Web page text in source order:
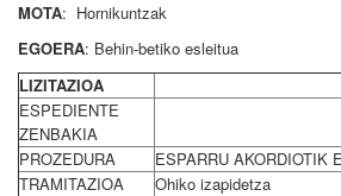
MOTA: Hornikuntzak
EGOERA: Behin-betiko esleitua
LIZITAZIOA
ESPEDIENTE
ZENBAKIA
PROZEDURA
ESPARRU AKORDIOTIK
TRAMITAZIOA
Ohiko izapidetza